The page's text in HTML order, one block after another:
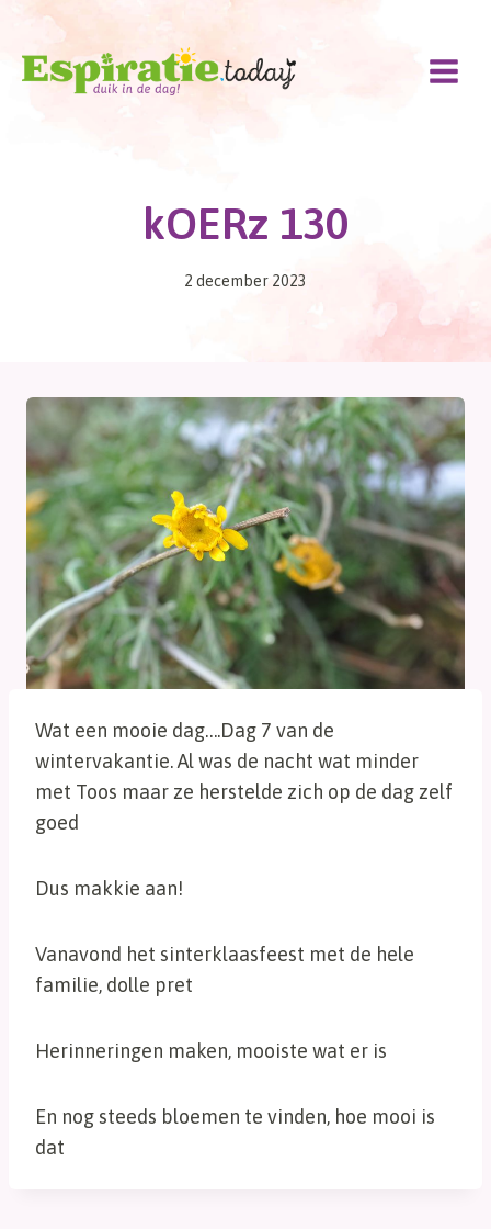
Doorgaan
inhoud
kOERz 130
2 december 2023
Wat een mooie dag….Dag 7 van de
wintervakantie. Al was de nacht wat minder
met Toos maar ze herstelde zich op de dag zelf
goed
Dus makkie aan!
Vanavond het sinterklaasfeest met de hele
familie, dolle pret
Herinneringen maken, mooiste wat er is
En nog steeds bloemen te vinden, hoe mooi is
dat